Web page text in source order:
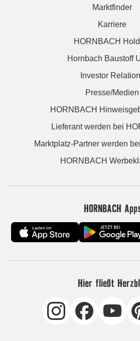
Marktfinder
Karriere
HORNBACH
Hornbach Baustoff
Investor
Presse/Medien
HORNBACH
Lieferant werden bei
Marktplatz-Partner werden
HORNBACH
HORNBACH
Hier fließt